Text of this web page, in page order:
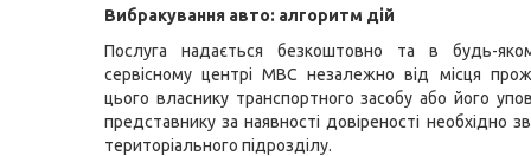
Вибракування авто: алгоритм дій
Послуга надається безкоштовно та в будь-
сервісному центрі МВС незалежно від місця
цього власнику транспортного засобу або його
представнику за наявності довіреності необхідно
територіального підрозділу.